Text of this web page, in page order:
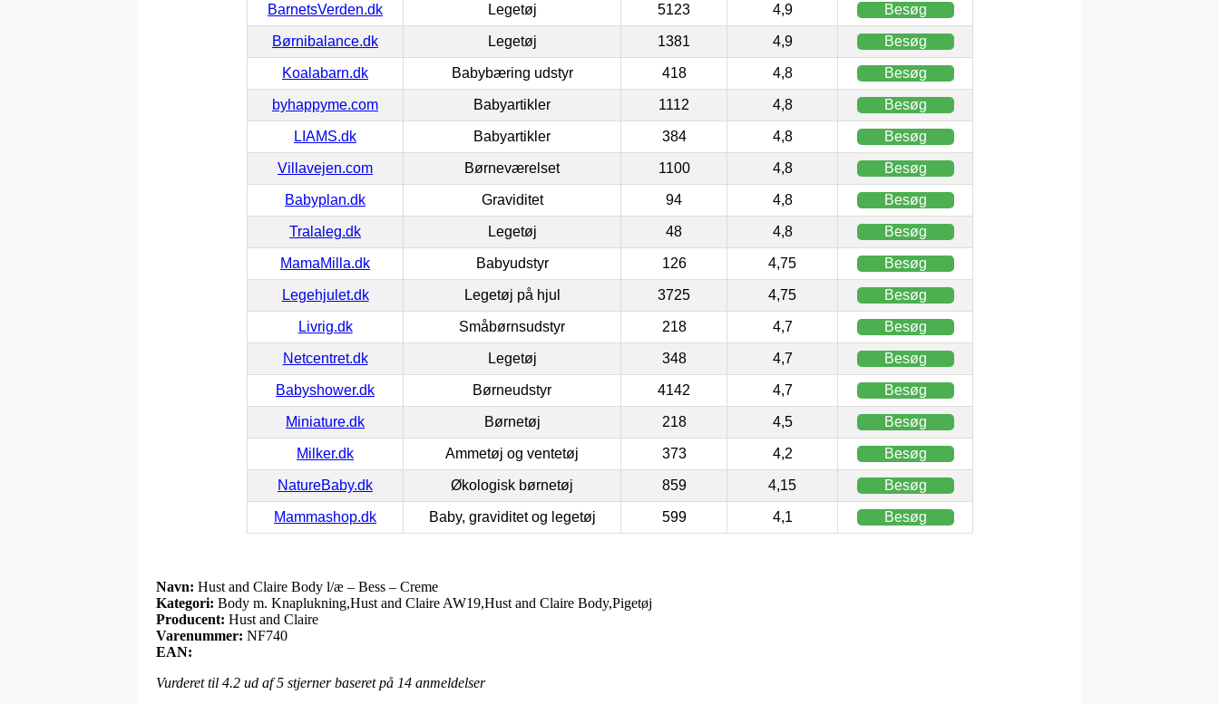
BarnetsVerden.dk Legetøj 5123 4,9 Besøg
Børnibalance.dk Legetøj 1381 4,9 Besøg
Koalabarn.dk Babybæring udstyr 418 4,8 Besøg
byhappyme.com Babyartikler 1112 4,8 Besøg
LIAMS.dk Babyartikler 384 4,8 Besøg
Villavejen.com Børneværelset 1100 4,8 Besøg
Babyplan.dk Graviditet 94 4,8 Besøg
Tralaleg.dk Legetøj 48 4,8 Besøg
MamaMilla.dk Babyudstyr 126 4,75 Besøg
Legehjulet.dk Legetøj på hjul 3725 4,75 Besøg
Livrig.dk Småbørnsudstyr 218 4,7 Besøg
Netcentret.dk Legetøj 348 4,7 Besøg
Babyshower.dk Børneudstyr 4142 4,7 Besøg
Miniature.dk Børnetøj 218 4,5 Besøg
Milker.dk Ammetøj og ventetøj 373 4,2 Besøg
NatureBaby.dk Økologisk børnetøj 859 4,15 Besøg
Mammashop.dk Baby, graviditet og legetøj 599 4,1 Besøg
Navn: Hust and Claire Body l/æ – Bess – Creme
Kategori: Body m. Knaplukning,Hust and Claire AW19,Hust and Claire Body,Pigetøj
Producent: Hust and Claire
Varenummer: NF740
EAN:
Vurderet til 4.2 ud af 5 stjerner baseret på 14 anmeldelser